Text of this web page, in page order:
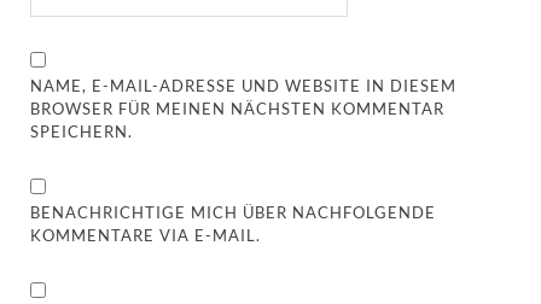
NAME, E-MAIL-ADRESSE UND WEBSITE IN DIESEM
BROWSER FÜR MEINEN NÄCHSTEN KOMMENTAR
SPEICHERN.
BENACHRICHTIGE MICH ÜBER NACHFOLGENDE
KOMMENTARE VIA E-MAIL.